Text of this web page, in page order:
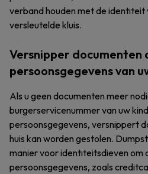
verband houden met de identiteit
versleutelde kluis.
Versnipper documenten
persoonsgegevens van
Als u geen documenten meer
burgerservicenummer van uw
persoonsgegevens, versnippert
huis kan worden gestolen.
manier voor identiteitsdieven om
persoonsgegevens, zoals